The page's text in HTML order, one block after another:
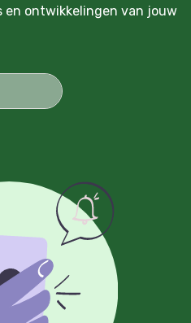
ontwikkelingen van jouw